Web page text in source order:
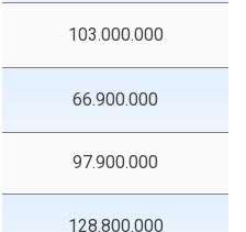
103.000.000
66.900.000
97.900.000
128.800.000